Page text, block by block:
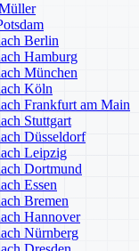
Berlin
Hamburg
München
Köln
Frankfurt am Main
Stuttgart
Düsseldorf
Leipzig
Dortmund
Essen
Bremen
Hannover
Nürnberg